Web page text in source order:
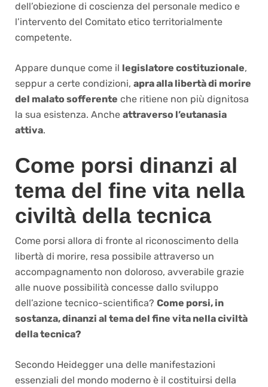
dell’obiezione di coscienza del personale medico e
l’intervento del Comitato etico territorialmente
competente.
Appare dunque come il legislatore costituzionale,
seppur a certe condizioni, apra alla libertà di morire
del malato sofferente che ritiene non più dignitosa
la sua esistenza. Anche attraverso l’eutanasia
attiva.
Come porsi dinanzi al
tema del fine vita nella
civiltà della tecnica
Come porsi allora di fronte al riconoscimento della
libertà di morire, resa possibile attraverso un
accompagnamento non doloroso, avverabile grazie
alle nuove possibilità concesse dallo sviluppo
dell’azione tecnico-scientifica? Come porsi, in
sostanza, dinanzi al tema del fine vita nella civiltà
della tecnica?
Secondo Heidegger una delle manifestazioni
essenziali del mondo moderno è il costituirsi della